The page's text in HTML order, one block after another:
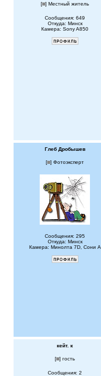
[ ] Местный житель
Сообщения: 649
Откуда: Минск
Камера: Sony A850
Глеб Дробышев
[ ] Фотоэксперт
Сообщения: 295
Откуда: Минск
Камера: Минолта 7D, Сони А
кейт. к
[ ] гость
Сообщения: 2